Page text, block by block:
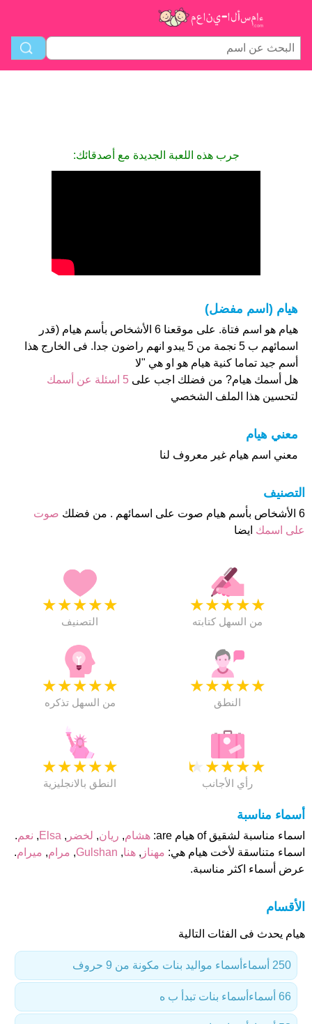
جرب هذه اللعبة الجديدة مع أصدقائك:
هيام (اسم مفضل)
هيام هو اسم فتاة. على موقعنا 6 الأشخاص بأسم هيام (قدر
اسمائهم ب 5 نجمة من 5 يبدو انهم راضون جدا. فى الخارج هذا
أسم جيد تماما كنية هيام هو او هي "لا
هل أسمك هيام? من فضلك اجب على 5 اسئلة عن أسمك
لتحسين هذا الملف الشخصي
معني هيام
معني اسم هيام غير معروف لنا
التصنيف
6 الأشخاص بأسم هيام صوت على اسمائهم . من فضلك
صوت
على اسمك ايضا
★
★
★
★
★
التصنيف
★
★
★
★
★
من السهل كتابته
★
★
★
★
★
من السهل تذكره
★
★
★
★
★
النطق
★
★
★
★
★
النطق بالانجليزية
★
★
★
★
★
رأي الأجانب
أسماء مناسبة
اسماء مناسبة لشقيق of هيام are: هشام, ريان, لخضر ,
Elsa
, نعم.
اسماء متناسقة لأخت هيام هي: مهناز , هنا,
Gulshan
, مرام, ميرام.
عرض أسماء اكثر مناسبة.
الأقسام
هيام يحدث فى الفئات التالية
أسماء مواليد بنات مكونة من 9 حروف 250 أسماء
أسماء بنات تبدأ ب ه 66 أسماء